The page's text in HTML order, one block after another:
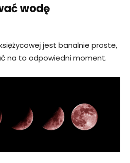
wodę
jest banalnie proste,
na to odpowiedni moment.